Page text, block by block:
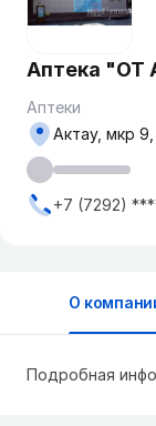
Аптека "ОТ
Аптеки
Актау, мкр
+7 (7292)
О
Подробная